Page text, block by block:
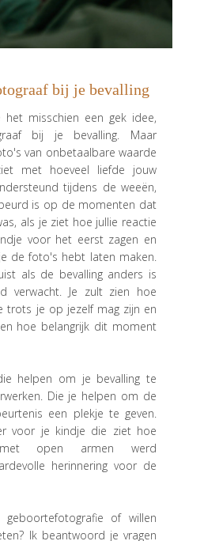
bij je bevalling
misschien een gek idee,
bij je bevalling. Maar
van onbetaalbare waarde
met hoeveel liefde jouw
tijdens de weeën,
is op de momenten dat
als je ziet hoe jullie reactie
voor het eerst zagen en
de foto's hebt laten maken.
als de bevalling anders is
verwacht. Je zult zien hoe
trots je op jezelf mag zijn en
hoe belangrijk dit moment
helpen om je bevalling te
Die je helpen om de
een plekje te geven.
voor je kindje die ziet hoe
open armen werd
herinnering voor de
geboortefotografie of willen
Ik beantwoord je vragen